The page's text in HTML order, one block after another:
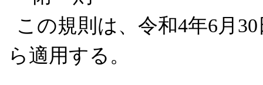
この規則は、令和4年6月
ら適用する。